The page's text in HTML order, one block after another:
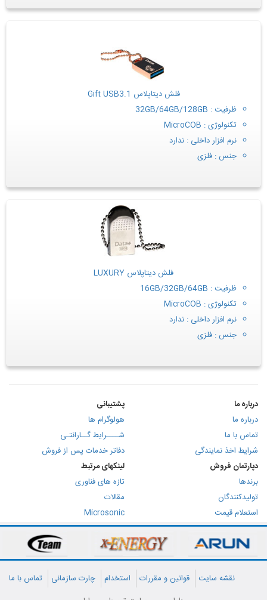
فلش دیتاپلاس Gift USB3.1
ظرفیت : 32GB/64GB/128GB
تکنولوژی : MicroCOB
نرم افزار داخلی : ندارد
جنس : فلزی
فلش دیتاپلاس LUXURY
ظرفیت : 16GB/32GB/64GB
تکنولوژی : MicroCOB
نرم افزار داخلی : ندارد
جنس : فلزی
درباره ما
درباره ما
تماس با ما
شرایط اخذ نمایندگی
پشتیبانی
هولوگرام ها
شــــرایط گــارانتـی
دفاتر خدمات پس از فروش
دپارتمان فروش
برندها
تولیدکنندگان
استعلام قیمت
لینکهای مرتبط
تازه های فناوری
مقالات
Microsonic
نقشه سایت قوانین و مقررات استخدام چارت سازمانی
تماس با ما